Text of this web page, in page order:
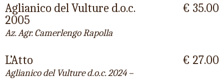
Aglianico del Vulture d.o.c.
2005
Az. Agr. Camerlengo Rapolla
€ 35.00
L’Atto
Aglianico del Vulture d.o.c. 2024 –
€ 27.00